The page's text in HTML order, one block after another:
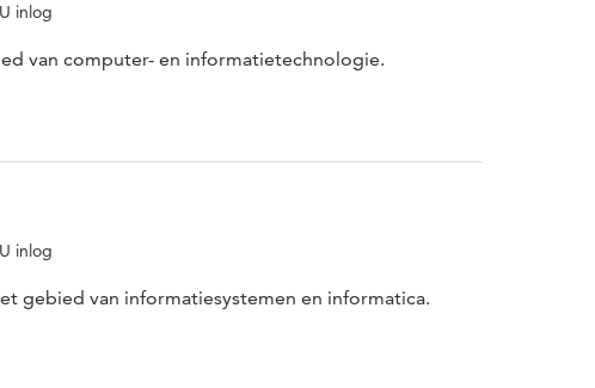
inlog
van computer- en informatietechnologie.
inlog
gebied van informatiesystemen en informatica.